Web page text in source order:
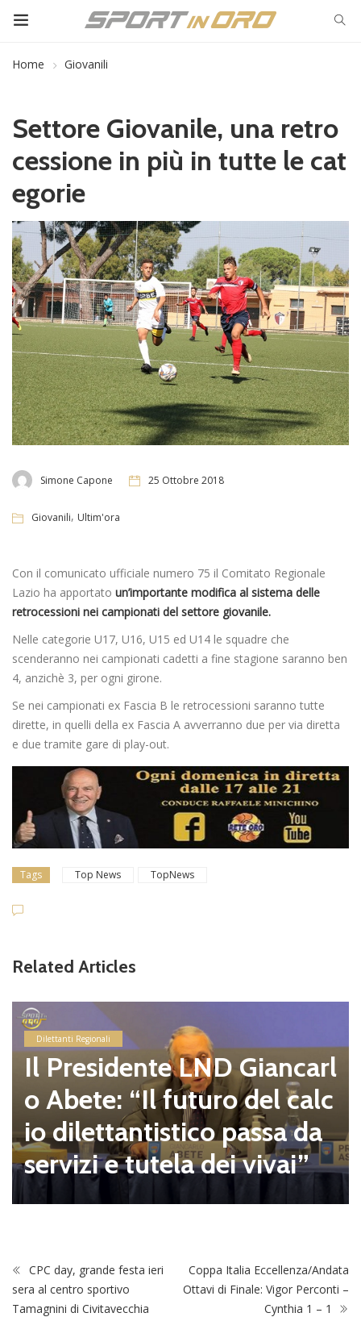
Home Giovanili
Settore Giovanile, una retro
cessione in più in tutte le cat
egorie
Simone Capone 25 Ottobre 2018
Giovanili, Ultim'ora
Con il comunicato ufficiale numero 75 il Comitato Regionale
Lazio ha apportato un’importante modifica al sistema delle
retrocessioni nei campionati del settore giovanile.
Nelle categorie U17, U16, U15 ed U14 le squadre che
scenderanno nei campionati cadetti a fine stagione saranno ben
4, anzichè 3, per ogni girone.
Se nei campionati ex Fascia B le retrocessioni saranno tutte
dirette, in quelli della ex Fascia A avverranno due per via diretta
e due tramite gare di play-out.
Tags Top News TopNews
Related Articles
Dilettanti Regionali
Il Presidente LND Giancarl
o Abete: “Il futuro del calc
io dilettantistico passa da
servizi e tutela dei vivai”
CPC day, grande festa ieri
sera al centro sportivo
Tamagnini di Civitavecchia
Coppa Italia Eccellenza/Andata
Ottavi di Finale: Vigor Perconti –
Cynthia 1 – 1